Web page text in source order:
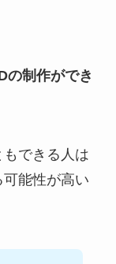
の制作ができ
できる人は
能性が高い